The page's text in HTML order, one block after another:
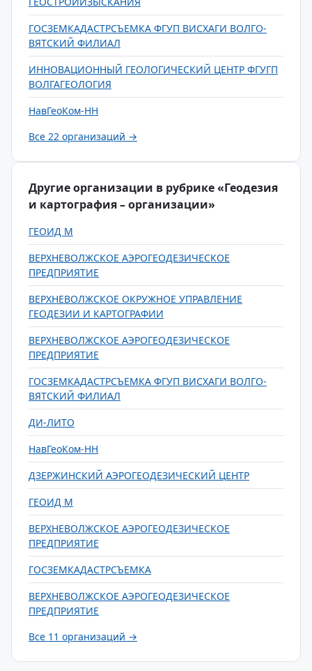
ГОСЗЕМКАДАСТРСЪЕМКА ФГУП ВИСХАГИ ВОЛГО-
ВЯТСКИЙ ФИЛИАЛ
ИННОВАЦИОННЫЙ ГЕОЛОГИЧЕСКИЙ ЦЕНТР ФГУГП
ВОЛГАГЕОЛОГИЯ
НавГеоКом-НН
Все 22 организаций →
Другие организации в рубрике «Геодезия
и картография – организации»
ГЕОИД М
ВЕРХНЕВОЛЖСКОЕ АЭРОГЕОДЕЗИЧЕСКОЕ
ПРЕДПРИЯТИЕ
ВЕРХНЕВОЛЖСКОЕ ОКРУЖНОЕ УПРАВЛЕНИЕ
ГЕОДЕЗИИ И КАРТОГРАФИИ
ВЕРХНЕВОЛЖСКОЕ АЭРОГЕОДЕЗИЧЕСКОЕ
ПРЕДПРИЯТИЕ
ГОСЗЕМКАДАСТРСЪЕМКА ФГУП ВИСХАГИ ВОЛГО-
ВЯТСКИЙ ФИЛИАЛ
ДИ-ЛИТО
НавГеоКом-НН
ДЗЕРЖИНСКИЙ АЭРОГЕОДЕЗИЧЕСКИЙ ЦЕНТР
ГЕОИД М
ВЕРХНЕВОЛЖСКОЕ АЭРОГЕОДЕЗИЧЕСКОЕ
ПРЕДПРИЯТИЕ
ГОСЗЕМКАДАСТРСЪЕМКА
ВЕРХНЕВОЛЖСКОЕ АЭРОГЕОДЕЗИЧЕСКОЕ
ПРЕДПРИЯТИЕ
Все 11 организаций →